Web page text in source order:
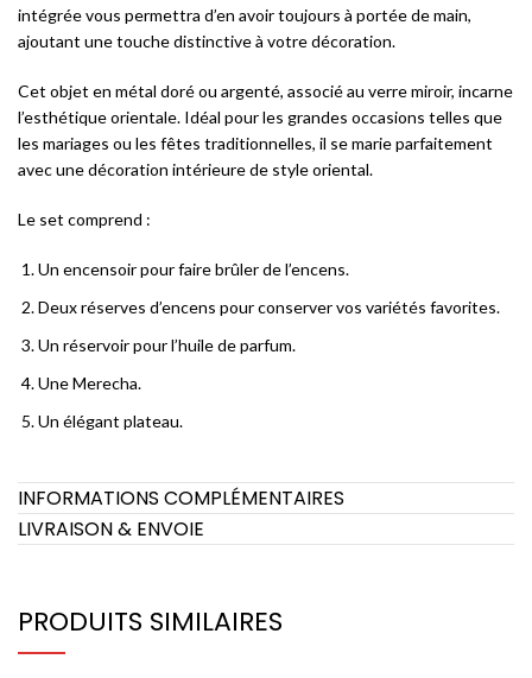
intégrée vous permettra d’en avoir toujours à portée de main,
ajoutant une touche distinctive à votre décoration.
Cet objet en métal doré ou argenté, associé au verre miroir, incarne
l’esthétique orientale. Idéal pour les grandes occasions telles que
les mariages ou les fêtes traditionnelles, il se marie parfaitement
avec une décoration intérieure de style oriental.
Le set comprend :
Un encensoir pour faire brûler de l’encens.
Deux réserves d’encens pour conserver vos variétés favorites.
Un réservoir pour l’huile de parfum.
Une Merecha.
Un élégant plateau.
INFORMATIONS COMPLÉMENTAIRES
LIVRAISON & ENVOIE
PRODUITS SIMILAIRES